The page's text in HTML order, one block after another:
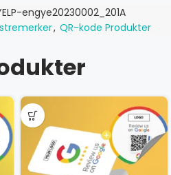
engye20230002_201A
, QR-kode Produkter